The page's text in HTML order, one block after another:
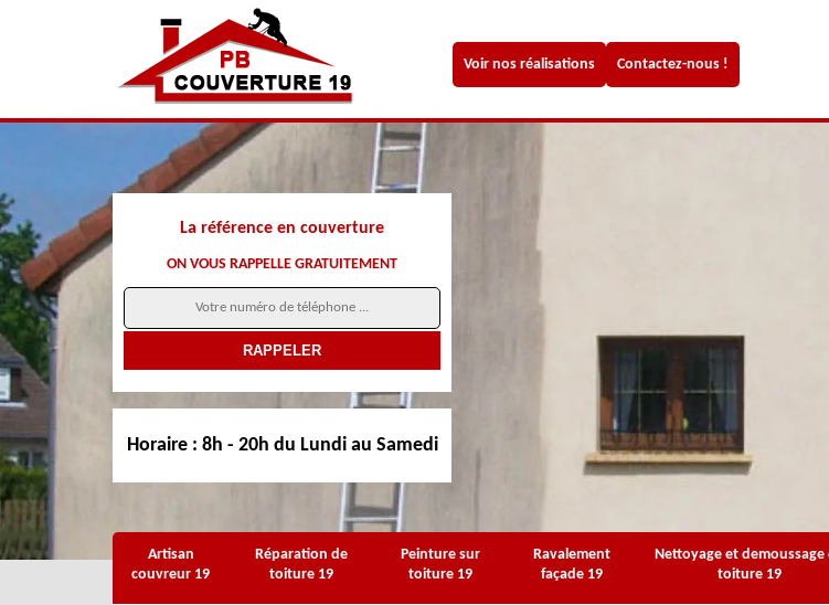
Voir nos réalisations Contactez-nous !
La référence en couverture
ON VOUS RAPPELLE GRATUITEMENT
Horaire : 8h - 20h du Lundi au Samedi
Artisan
couvreur 19
Réparation de
toiture 19
Peinture sur
toiture 19
Ravalement
façade 19
Nettoyage et demoussage
toiture 19